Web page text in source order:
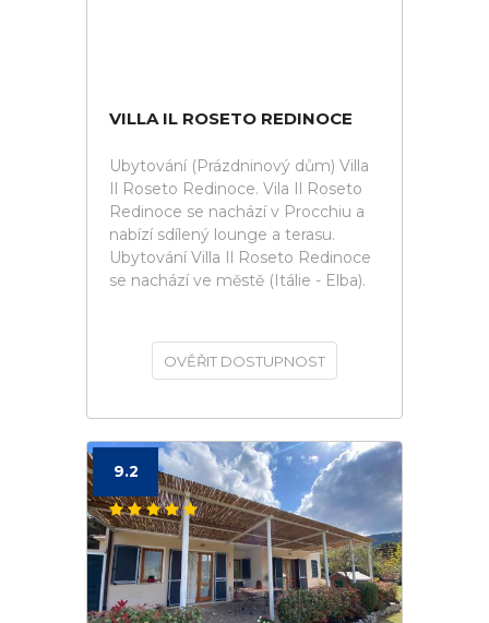
VILLA IL ROSETO REDINOCE
Ubytování (Prázdninový dům) Villa
Il Roseto Redinoce. Vila Il Roseto
Redinoce se nachází v Procchiu a
nabízí sdílený lounge a terasu.
Ubytování Villa Il Roseto Redinoce
se nachází ve městě (Itálie - Elba).
OVĚŘIT DOSTUPNOST
9.2